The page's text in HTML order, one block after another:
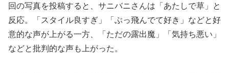
回の写真を投稿すると、サニバニさんは「あたしで草」と
反応。「スタイル良すぎ」「ぶっ飛んでて好き」などと好
意的な声が上がる一方、「ただの露出魔」「気持ち悪い」
などと批判的な声も上がった。